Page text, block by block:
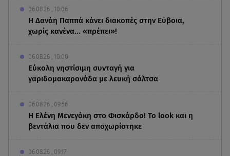
06.08.26 , 10:06
Η Δανάη Παππά κάνει διακοπές στην Εύβοια,
χωρίς κανένα... «πρέπει»!
06.08.26 , 10:00
Eύκολη νηστίσιμη συνταγή για
γαριδομακαρονάδα με λευκή σάλτσα
06.08.26 , 09:56
Η Ελένη Μενεγάκη στο Φισκάρδο! Το look και η
βεντάλια που δεν αποχωρίστηκε
06.08.26 , 09:17